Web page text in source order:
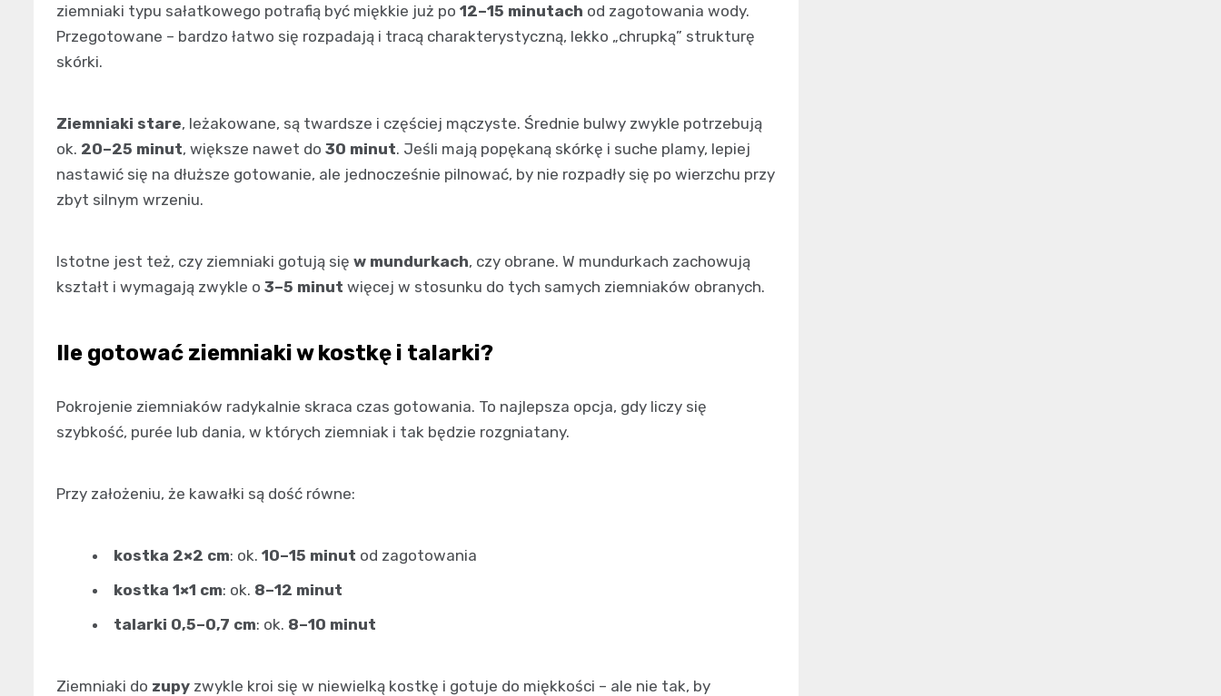
ziemniaki typu sałatkowego potrafią być miękkie już po 12–15 minutach od zagotowania wody.
Przegotowane – bardzo łatwo się rozpadają i tracą charakterystyczną, lekko „chrupką” strukturę
skórki.
Ziemniaki stare, leżakowane, są twardsze i częściej mączyste. Średnie bulwy zwykle potrzebują
ok. 20–25 minut, większe nawet do 30 minut. Jeśli mają popękaną skórkę i suche plamy, lepiej
nastawić się na dłuższe gotowanie, ale jednocześnie pilnować, by nie rozpadły się po wierzchu przy
zbyt silnym wrzeniu.
Istotne jest też, czy ziemniaki gotują się w mundurkach, czy obrane. W mundurkach zachowują
kształt i wymagają zwykle o 3–5 minut więcej w stosunku do tych samych ziemniaków obranych.
Ile gotować ziemniaki w kostkę i talarki?
Pokrojenie ziemniaków radykalnie skraca czas gotowania. To najlepsza opcja, gdy liczy się
szybkość, purée lub dania, w których ziemniak i tak będzie rozgniatany.
Przy założeniu, że kawałki są dość równe:
kostka 2×2 cm: ok. 10–15 minut od zagotowania
kostka 1×1 cm: ok. 8–12 minut
talarki 0,5–0,7 cm: ok. 8–10 minut
Ziemniaki do zupy zwykle kroi się w niewielką kostkę i gotuje do miękkości – ale nie tak, by